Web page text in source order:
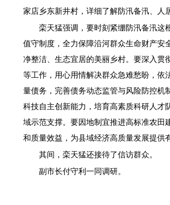
家店乡东新井村，详细了解防汛备汛、人
栾天猛强调，要时刻紧绷防汛备汛这
值守制度，全力保障沿河群众生命财产安
净整洁、生态宜居的美丽乡村。要深入贯
等工作，用心用情解决群众急难愁盼，依
量债务，完善债务动态监管与风险防控机
科技自主创新能力，培育高素质科研人才
域示范支撑。要因地制宜推进高标准农田
和质量效益，为县域经济高质量发展提供
其间，栾天猛还接待了信访群众。
副市长付守利一同调研。